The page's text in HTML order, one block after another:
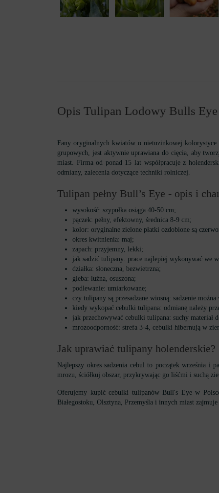
Opis Tulipan Lodowy Bulls Eye
Fany oryginalnych kwiatów o nietuzinkowej kolorystyce
grupowych, jest aktywnie uprawiana do cięcia, aby
miast. Firma od ponad 15 lat współpracuje z
odmiany, zalecenia dotyczące techniki rolniczej.
Tulipan pełny Bull’s Eye - opis i
wysokość: szypułka osiąga 40-50 cm;
pączek: pełny, efektowny, średnica 8-9 cm;
kolor: oryginalne zielone płatki ozdobione są
okres kwitnienia: maj;
zapach: przyjemny, lekki;
jak sadzić tulipany: prace najlepiej wykonywać we
działka: słoneczna, bezwietrzna;
gleba: luźna, osuszona;
podlewanie: umiarkowane;
czy tulipany są przesadzane wiosną: sadzenie
kiedy wykopać cebulki tulipana: odmianę należy
jak przechowywać cebulki tulipana: suchy materiał
mrozoodporność: strefa 3-4, cebulki hibernują w
Jak uprawiać tulipany holenderskie?
Najlepszy okres sadzenia cebul to początek września i
mrozu, ściółkuj obszar, przykrywając go liśćmi i suchą
Oferujemy kupić cebulki tulipanów Bull's Eye w
Białegostoku, Olsztyna, Przemyśla i innych miast